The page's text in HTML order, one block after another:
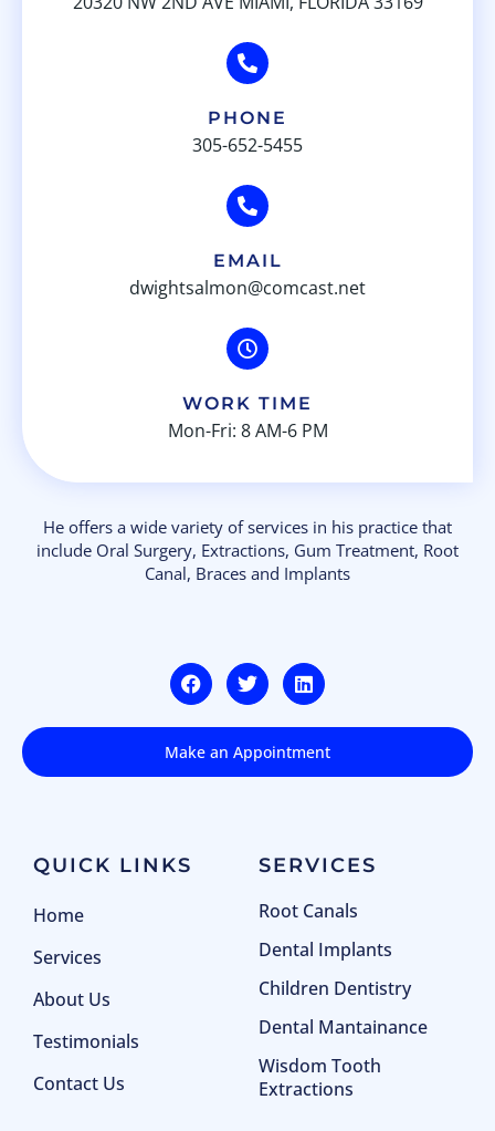
PHONE
305-652-5455
EMAIL
dwightsalmon@comcast.net
WORK TIME
Mon-Fri: 8 AM-6 PM
He offers a wide variety of services in his practice that
include Oral Surgery, Extractions, Gum Treatment, Root
Canal, Braces and Implants
Make an Appointment
QUICK LINKS
Home
Services
About Us
Testimonials
Contact Us
SERVICES
Root Canals
Dental Implants
Children Dentistry
Dental Mantainance
Wisdom Tooth
Extractions